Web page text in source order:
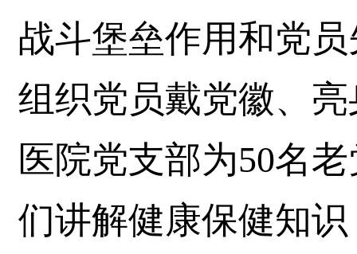
战斗堡垒作用和党
组织党员戴党徽、
医院党支部为50名
们讲解健康保健知